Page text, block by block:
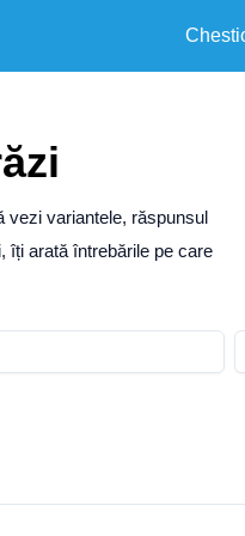
vezi variantele, răspunsul
îți arată întrebările pe care